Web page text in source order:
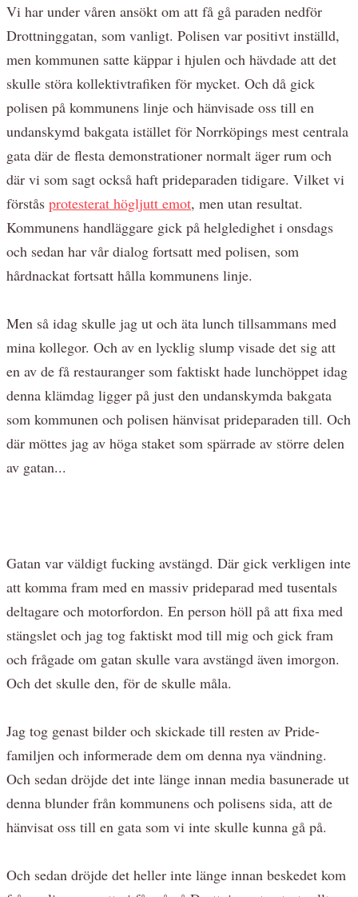
Vi har under våren ansökt om att få gå paraden nedför
Drottninggatan, som vanligt. Polisen var positivt inställd,
men kommunen satte käppar i hjulen och hävdade att det
skulle störa kollektivtrafiken för mycket. Och då gick
polisen på kommunens linje och hänvisade oss till en
undanskymd bakgata istället för Norrköpings mest centrala
gata där de flesta demonstrationer normalt äger rum och
där vi som sagt också haft prideparaden tidigare. Vilket vi
förstås protesterat högljutt emot, men utan resultat.
Kommunens handläggare gick på helgledighet i onsdags
och sedan har vår dialog fortsatt med polisen, som
hårdnackat fortsatt hålla kommunens linje.
Men så idag skulle jag ut och äta lunch tillsammans med
mina kollegor. Och av en lycklig slump visade det sig att
en av de få restauranger som faktiskt hade lunchöppet idag
denna klämdag ligger på just den undanskymda bakgata
som kommunen och polisen hänvisat prideparaden till. Och
där möttes jag av höga staket som spärrade av större delen
av gatan...
Gatan var väldigt fucking avstängd. Där gick verkligen inte
att komma fram med en massiv prideparad med tusentals
deltagare och motorfordon. En person höll på att fixa med
stängslet och jag tog faktiskt mod till mig och gick fram
och frågade om gatan skulle vara avstängd även imorgon.
Och det skulle den, för de skulle måla.
Jag tog genast bilder och skickade till resten av Pride-
familjen och informerade dem om denna nya vändning.
Och sedan dröjde det inte länge innan media basunerade ut
denna blunder från kommunens och polisens sida, att de
hänvisat oss till en gata som vi inte skulle kunna gå på.
Och sedan dröjde det heller inte länge innan beskedet kom